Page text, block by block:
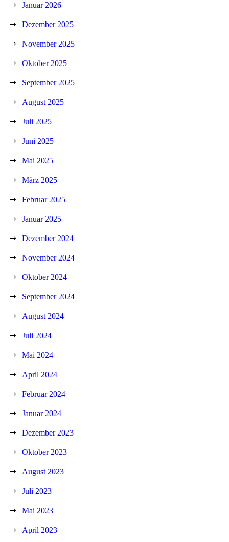
Januar 2026
Dezember 2025
November 2025
Oktober 2025
September 2025
August 2025
Juli 2025
Juni 2025
Mai 2025
März 2025
Februar 2025
Januar 2025
Dezember 2024
November 2024
Oktober 2024
September 2024
August 2024
Juli 2024
Mai 2024
April 2024
Februar 2024
Januar 2024
Dezember 2023
Oktober 2023
August 2023
Juli 2023
Mai 2023
April 2023